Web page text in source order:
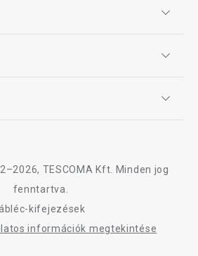
TESCOMA Kft. Minden jog
fenntartva.
lábléc-kifejezések
információk megtekintése